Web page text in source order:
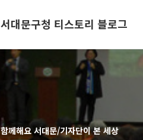
서대문구청 티스토리 블로그
함께해요 서대문/기자단이 본 세상